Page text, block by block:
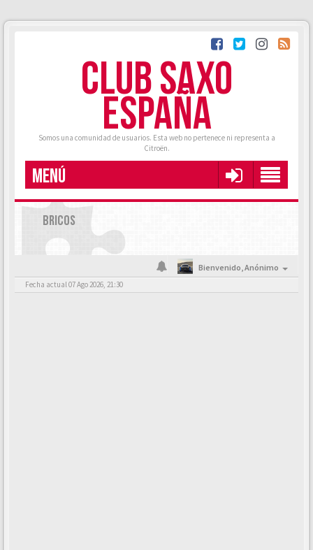
CLUB SAXO
ESPAÑA
Somos una comunidad de usuarios. Esta web no pertenece ni representa a
Citroën.
MENÚ
BRICOS
Bienvenido,Anónimo
Fecha actual 07 Ago 2026, 21:30